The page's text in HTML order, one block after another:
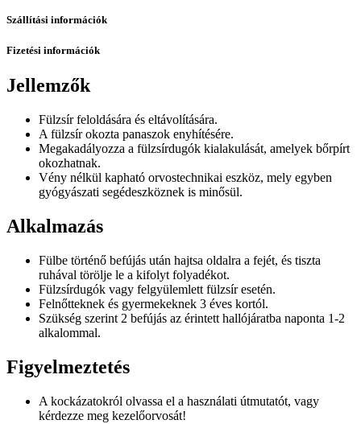
Szállítási információk
Fizetési információk
Jellemzők
Fülzsír feloldására és eltávolítására.
A fülzsír okozta panaszok enyhítésére.
Megakadályozza a fülzsírdugók kialakulását, amelyek bőrpírt
okozhatnak.
Vény nélkül kapható orvostechnikai eszköz, mely egyben
gyógyászati segédeszköznek is minősül.
Alkalmazás
Fülbe történő befújás után hajtsa oldalra a fejét, és tiszta
ruhával törölje le a kifolyt folyadékot.
Fülzsírdugók vagy felgyülemlett fülzsír esetén.
Felnőtteknek és gyermekeknek 3 éves kortól.
Szükség szerint 2 befújás az érintett hallójáratba naponta 1-2
alkalommal.
Figyelmeztetés
A kockázatokról olvassa el a használati útmutatót, vagy
kérdezze meg kezelőorvosát!